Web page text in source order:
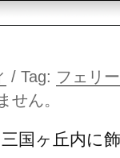
/ Tag: フェリ
せん。
国ヶ丘内に